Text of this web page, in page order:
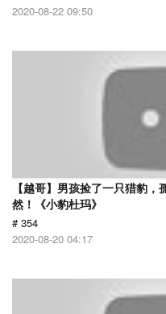
2020-08-22 09:50
【越哥】男孩捡了一只猎豹
然！《小豹杜玛》
# 354
2020-08-20 04:17